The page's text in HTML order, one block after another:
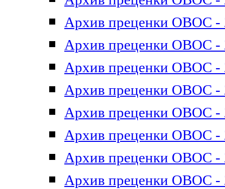
Архив преценки ОВОС -
Архив преценки ОВОС -
Архив преценки ОВОС -
Архив преценки ОВОС -
Архив преценки ОВОС -
Архив преценки ОВОС -
Архив преценки ОВОС -
Архив преценки ОВОС -